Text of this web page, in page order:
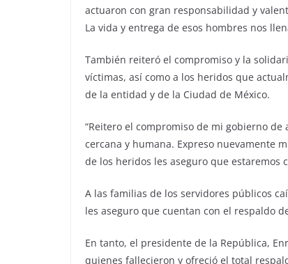
actuaron con gran responsabilidad y
La vida y entrega de esos hombres nos
También reiteró el compromiso y la
víctimas, así como a los heridos que
de la entidad y de la Ciudad de México.
“Reitero el compromiso de mi gobierno
cercana y humana. Expreso nuevamente
de los heridos les aseguro que estaremos
A las familias de los servidores públicos
les aseguro que cuentan con el respaldo
En tanto, el presidente de la República,
quienes fallecieron y ofreció el total